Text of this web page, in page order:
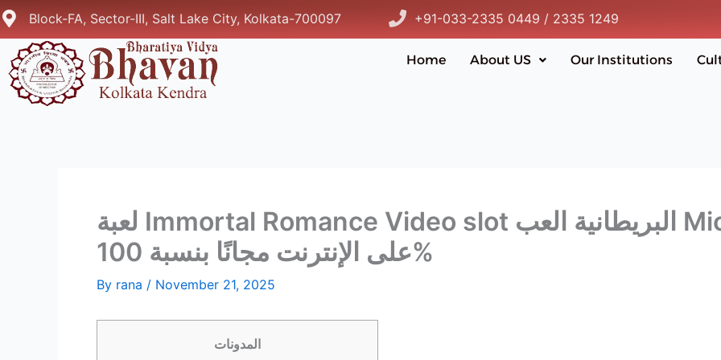
Skip
to
content
Block-FA, Sector-III, Salt Lake City, Kolkata-700097 +91-033-2335 0449 / 2335 1249
Home About US Our Institutions
لعبة Immortal Romance Video slot البريطانية العب Microgaming Harbors
على الإنترنت مجانًا بنسبة 100%
By rana / November 21, 2025
المدونات